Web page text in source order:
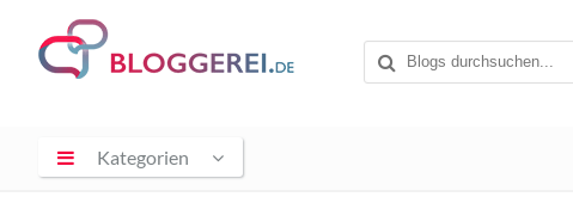
Kategorien